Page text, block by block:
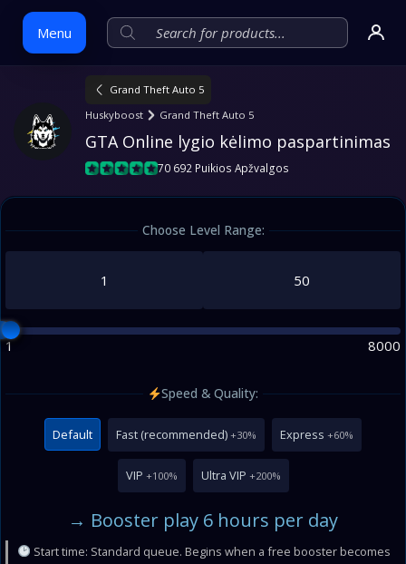
Menu
Skip
Grand Theft Auto 5
Huskyboost
Grand Theft Auto 5
GTA Online lygio kėlimo paspartinimas
70 692 Puikios Apžvalgos
Choose Level Range:
1 8000
Speed & Quality:
Default Fast (recommended) +30% Express +60%
VIP +100% Ultra VIP +200%
→ Booster play 6 hours per day
Start time: Standard queue. Begins when a free booster becomes